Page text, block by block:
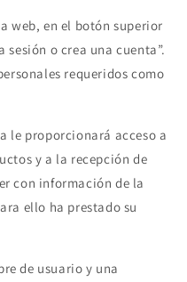
web, en el botón superior
sesión o crea una cuenta”.
requeridos como
le proporcionará acceso a
y a la recepción de
con información de la
ello ha prestado su
de usuario y una